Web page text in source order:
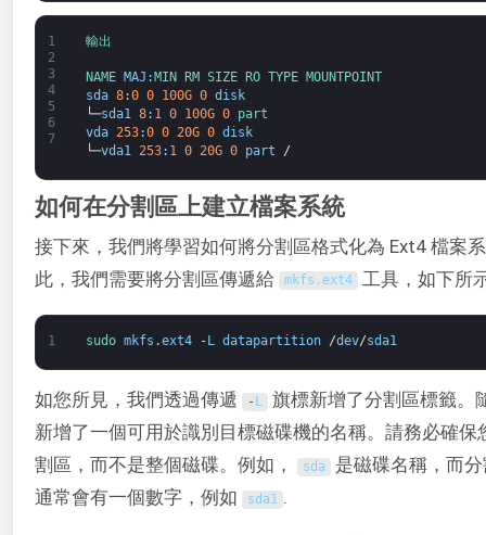
1
2
3
4
5
6
7
輸出
NAME MAJ : MIN RM SIZE RO TYPE MOUNTPOINT
sda 8:0 0 100G 0 disk
└─sda1 8: 1 0 100G 0
part
vda
253:0 0 20G 0 disk
└─vda1 253: 1 0 20G 0 part /
如何在分割區上建立檔案系統
接下來，我們將學習如何將分割區格式化為 Ext4 檔案
此，我們需要將分割區傳遞給
mkfs .ext4 工具，如下所
1 sudo mkfs .ext4 - L datapartition /dev/sda1
如您所見，我們透過傳遞 - L 旗標新增了分割區標籤。
新增了一個可用於識別目標磁碟機的名稱。請務必確保
割區，而不是整個磁碟。例如，
sda 是磁碟名稱，而
通常會有一個數字，例如
sda1 .